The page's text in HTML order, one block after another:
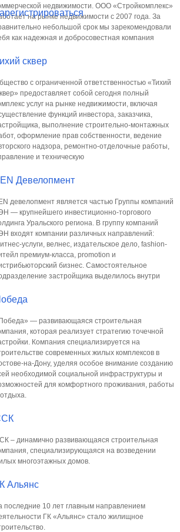
недвижимости. ООО «Стройкомплекс»
на рынке недвижимости с 2007 года. За
небольшой срок мы зарекомендовали
как надежная и добросовестная компания
сквер
с ограниченной ответственностью «Тихий
предоставляет собой сегодня полный
услуг на рынке недвижимости, включая
функций инвестора, заказчика,
выполнение строительно-монтажных
оформление прав собственности, ведение
надзора, ремонтно-отделочные работы,
и техническую
Девелопмент
девелопмент является частью Группы компаний
— крупнейшего инвестиционно-торгового
Уральского региона. В группу компаний
входят компании различных направлений:
услуги, велнес, издательское дело, fashion-
премиум-класса, promotion и
бизнес. Самостоятельное
застройщика выделилось внутри
— развивающаяся строительная
которая реализует стратегию точечной
Компания специализируется на
современных жилых комплексов в
на-Дону, уделяя особое внимание созданию
необходимой социальной инфраструктуры и
для комфортного проживания, работы
– динамично развивающаяся строительная
специализирующаяся на возведении
многоэтажных домов.
Альянс
последние 10 лет главным направлением
ГК «Альянс» стало жилищное